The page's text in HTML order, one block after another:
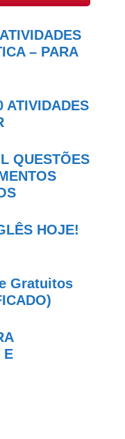
– PARA
ATIVIDADES
QUESTÕES
HOJE!
Gratuitos
E